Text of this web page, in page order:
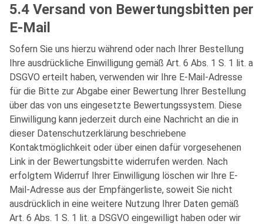
5.4 Versand von Bewertungsbitten per
E-Mail
Sofern Sie uns hierzu während oder nach Ihrer Bestellung
Ihre ausdrückliche Einwilligung gemäß Art. 6 Abs. 1 S. 1 lit. a
DSGVO erteilt haben, verwenden wir Ihre E-Mail-Adresse
für die Bitte zur Abgabe einer Bewertung Ihrer Bestellung
über das von uns eingesetzte Bewertungssystem. Diese
Einwilligung kann jederzeit durch eine Nachricht an die in
dieser Datenschutzerklärung beschriebene
Kontaktmöglichkeit oder über einen dafür vorgesehenen
Link in der Bewertungsbitte widerrufen werden. Nach
erfolgtem Widerruf Ihrer Einwilligung löschen wir Ihre E-
Mail-Adresse aus der Empfängerliste, soweit Sie nicht
ausdrücklich in eine weitere Nutzung Ihrer Daten gemäß
Art. 6 Abs. 1 S. 1 lit. a DSGVO eingewilligt haben oder wir